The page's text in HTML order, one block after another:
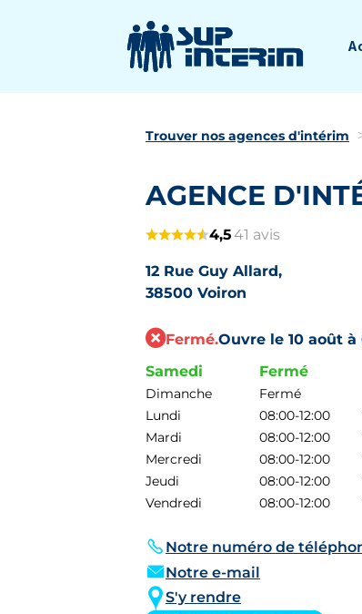
Trouver nos agences d'intérim
AGENCE
4,541 avis
12 Rue Guy Allard,
38500 Voiron
Fermé.Ouvre le 10 août à
Samedi
Fermé
Dimanche
Fermé
Lundi
08:00-12:00
Mardi
08:00-12:00
Mercredi
08:00-12:00
Jeudi
08:00-12:00
Vendredi
08:00-12:00
Notre numéro de
Notre e-mail
S'y rendre